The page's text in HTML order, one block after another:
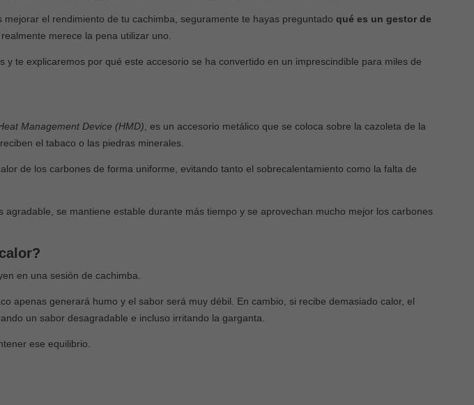
natural vs. Carbón de
¿Cuál es mejor
shisha?
de la inmediatez El carbón de
en...
¿Por qué chisporrotea mi vaper
al dar una calada y cómo
evitarlo?
234views
Qué pasa si pones
base de la cachimba
Esto es lo que pasa
suave y...
el rendimiento de tu cachimba, seguramente te hayas preguntado qué es un gestor de
merece la pena utilizar uno.
y te explicaremos por qué este accesorio se ha convertido en un imprescindible para miles de
Management Device (HMD) , es un accesorio metálico que se coloca sobre la cazoleta de la
el tabaco o las piedras minerales.
de los carbones de forma uniforme, evitando tanto el sobrecalentamiento como la falta de
agradable, se mantiene estable durante más tiempo y se aprovechan mucho mejor los carbones
en una sesión de cachimba.
apenas generará humo y el sabor será muy débil. En cambio, si recibe demasiado calor, el
un sabor desagradable e incluso irritando la garganta.
ese equilibrio.